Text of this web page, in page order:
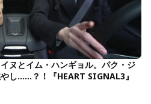
ヌとイム・ハンギョル。パク・ジ
し……？！『HEART SIGNAL3』